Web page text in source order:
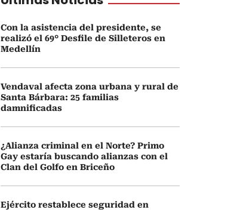
Con la asistencia del presidente, se
realizó el 69° Desfile de Silleteros en
Medellín
Vendaval afecta zona urbana y rural de
Santa Bárbara: 25 familias
damnificadas
¿Alianza criminal en el Norte? Primo
Gay estaría buscando alianzas con el
Clan del Golfo en Briceño
Ejército restablece seguridad en